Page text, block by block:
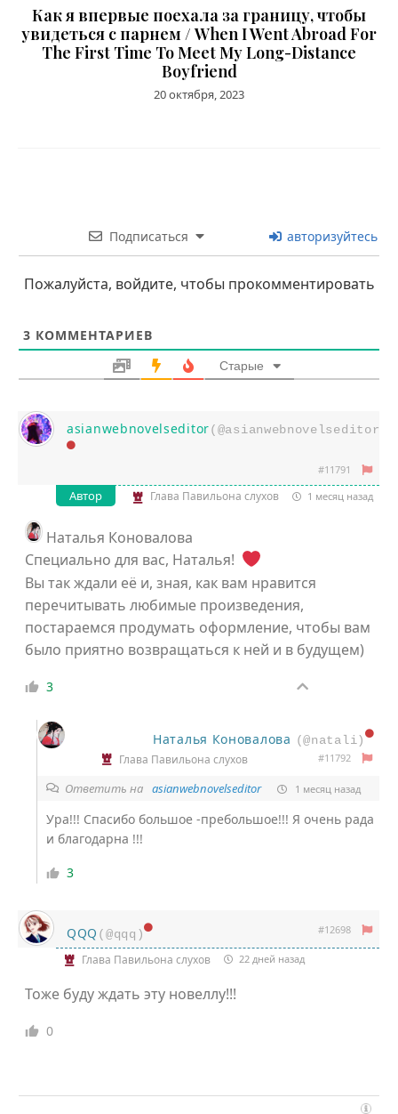
Как я впервые поехала за границу, чтобы
увидеться с парнем / When I Went Abroad For
The First Time To Meet My Long-Distance
Boyfriend
20 октября, 2023
Подписаться авторизуйтесь
Пожалуйста, войдите, чтобы прокомментировать
3 КОММЕНТАРИЕВ
Старые
asianwebnovelseditor(@asianwebnovelseditor)
#11791
Автор Глава Павильона слухов 1 месяц назад
Наталья Коновалова
Специально для вас, Наталья!
Вы так ждали её и, зная, как вам нравится
перечитывать любимые произведения,
постараемся продумать оформление, чтобы вам
было приятно возвращаться к ней и в будущем)
3
Наталья Коновалова (@natali)
Глава Павильона слухов #11792
Ответить на asianwebnovelseditor 1 месяц назад
Ура!!! Спасибо большое -пребольшое!!! Я очень рада
и благодарна !!!
3
QQQ (@qqq) #12698
Глава Павильона слухов 22 дней назад
Тоже буду ждать эту новеллу!!!
0